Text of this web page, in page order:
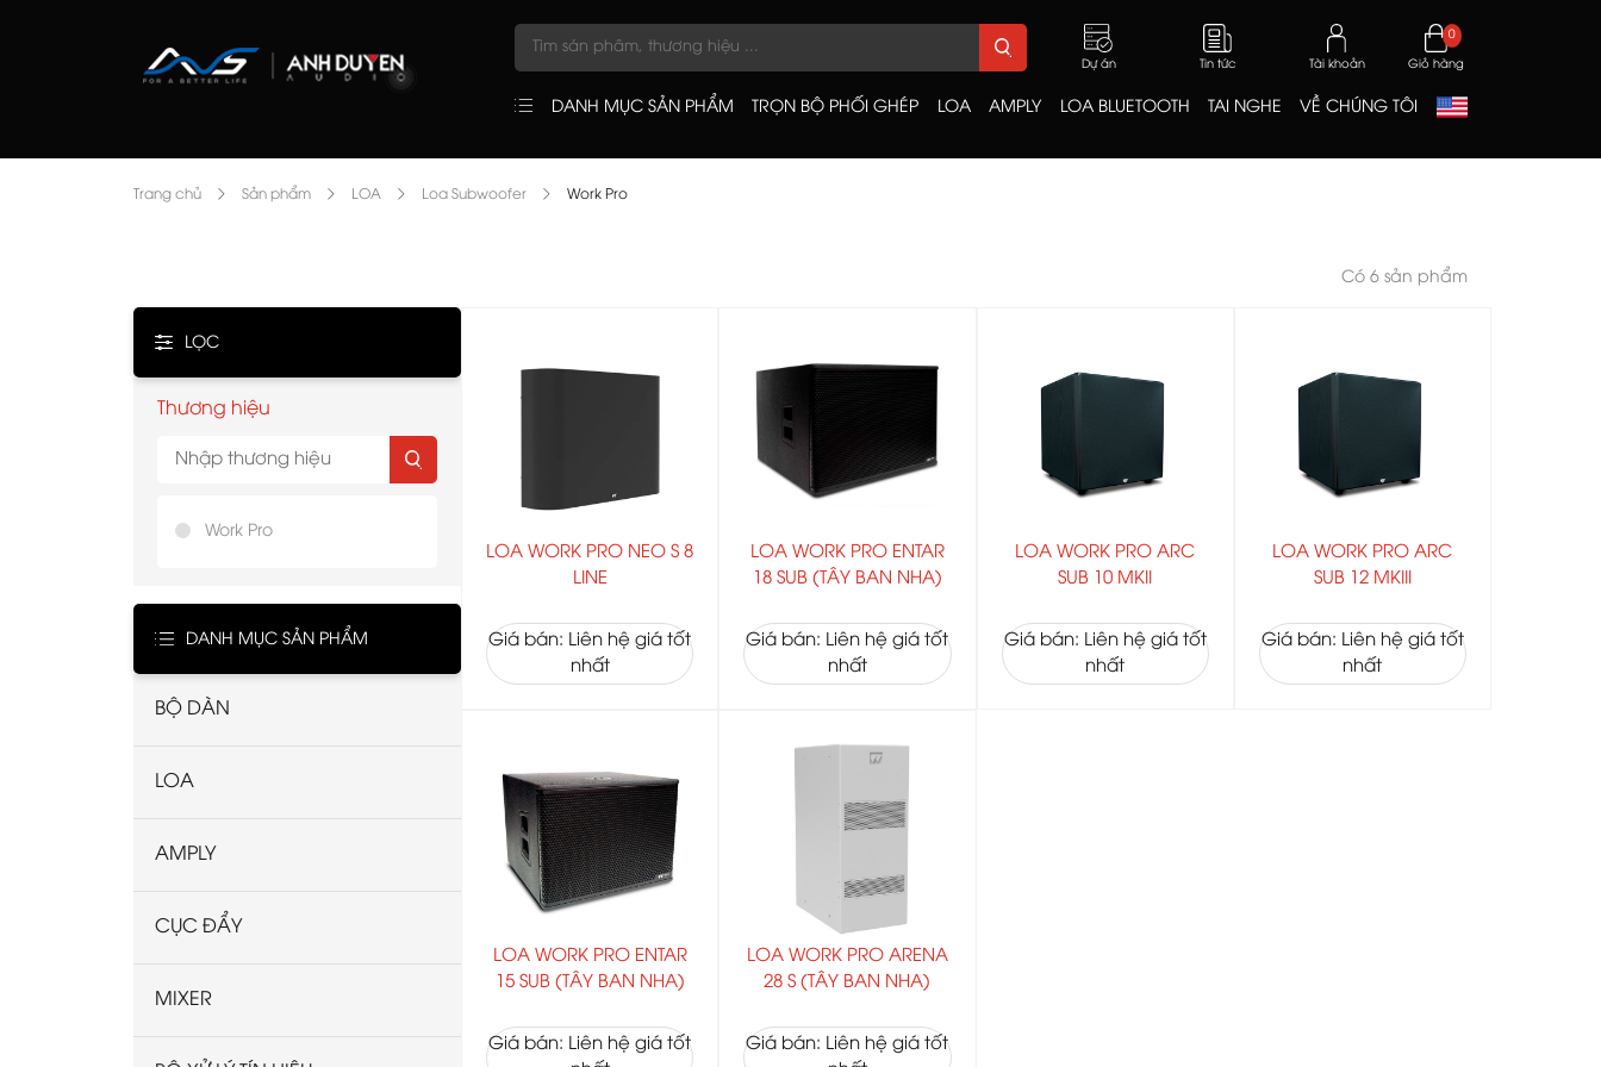
Dự án Tin tức Tài khoản Giỏ hàng
0
DANH MỤC SẢN PHẨM TRỌN BỘ PHỐI GHÉP LOA AMPLY LOA BLUETOOTH TAI NGHE VỀ CHÚNG TÔI
Trang chủ Sản phẩm LOA Loa Subwoofer Work Pro
LỌC
Thương hiệu
Work Pro
DANH MỤC SẢN PHẨM
BỘ DÀN
LOA
AMPLY
CỤC ĐẨY
MIXER
Có 6 sản phẩm
LOA WORK PRO NEO S 8
LINE
Giá bán: Liên hệ giá tốt
nhất
LOA WORK PRO ENTAR
18 SUB (TÂY BAN NHA)
Giá bán: Liên hệ giá tốt
nhất
LOA WORK PRO ARC
SUB 10 MKII
Giá bán: Liên hệ giá tốt
nhất
LOA WORK PRO ARC
SUB 12 MKIII
Giá bán: Liên hệ giá tốt
nhất
LOA WORK PRO ENTAR
15 SUB (TÂY BAN NHA)
Giá bán: Liên hệ giá tốt
LOA WORK PRO ARENA
28 S (TÂY BAN NHA)
Giá bán: Liên hệ giá tốt